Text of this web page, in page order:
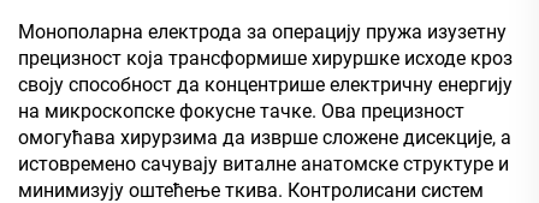
Монополарна електрода за операцију пружа изузетну
прецизност која трансформише хируршке исходе кроз
своју способност да концентрише електричну енергију
на микроскопске фокусне тачке. Ова прецизност
омогућава хирурзима да изврше сложене дисекције, а
истовремено сачувају виталне анатомске структуре и
минимизују оштећење ткива. Контролисани систем